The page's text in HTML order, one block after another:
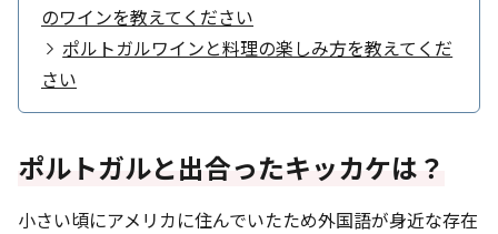
のワインを教えてください
ポルトガルワインと料理の楽しみ方を教えてくだ
さい
ポルトガルと出合ったキッカケは？
小さい頃にアメリカに住んでいたため外国語が身近な存在